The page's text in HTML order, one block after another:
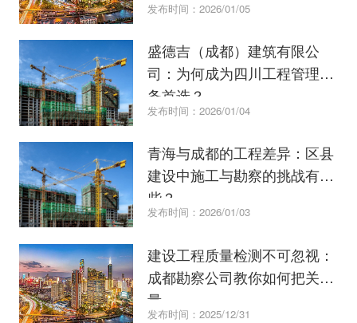
发布时间：2026/01/05
盛德吉（成都）建筑有限公
司：为何成为四川工程管理服
务首选？
发布时间：2026/01/04
青海与成都的工程差异：区县
建设中施工与勘察的挑战有哪
些？
发布时间：2026/01/03
建设工程质量检测不可忽视：
成都勘察公司教你如何把关质
量
发布时间：2025/12/31